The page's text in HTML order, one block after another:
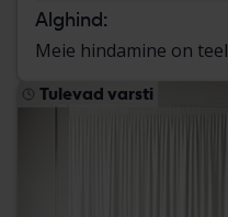
Alghind:
Meie hindamine on teel
Tulevad varsti